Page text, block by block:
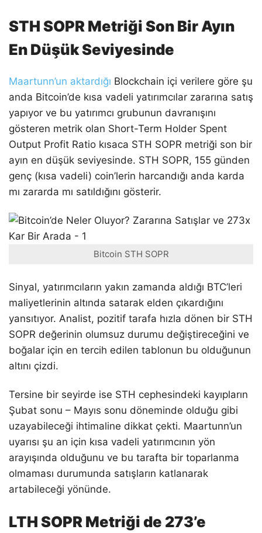
STH SOPR Metriği Son Bir Ayın
En Düşük Seviyesinde
Maartunn’un aktardığı Blockchain içi verilere göre şu
anda Bitcoin’de kısa vadeli yatırımcılar zararına satış
yapıyor ve bu yatırımcı grubunun davranışını
gösteren metrik olan Short-Term Holder Spent
Output Profit Ratio kısaca STH SOPR metriği son bir
ayın en düşük seviyesinde. STH SOPR, 155 günden
genç (kısa vadeli) coin’lerin harcandığı anda karda
mı zararda mı satıldığını gösterir.
Bitcoin STH SOPR
Sinyal, yatırımcıların yakın zamanda aldığı BTC’leri
maliyetlerinin altında satarak elden çıkardığını
yansıtıyor. Analist, pozitif tarafa hızla dönen bir STH
SOPR değerinin olumsuz durumu değiştireceğini ve
boğalar için en tercih edilen tablonun bu olduğunun
altını çizdi.
Tersine bir seyirde ise STH cephesindeki kayıpların
Şubat sonu – Mayıs sonu döneminde olduğu gibi
uzayabileceği ihtimaline dikkat çekti. Maartunn’un
uyarısı şu an için kısa vadeli yatırımcının yön
arayışında olduğunu ve bu tarafta bir toparlanma
olmaması durumunda satışların katlanarak
artabileceği yönünde.
LTH SOPR Metriği de 273’e